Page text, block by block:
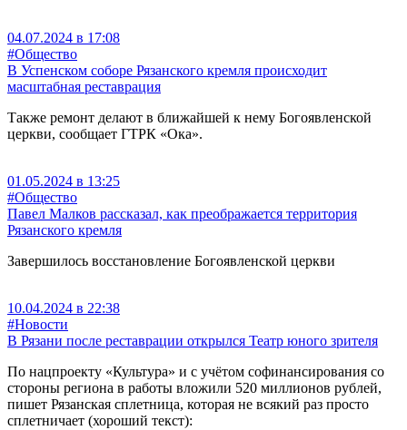
04.07.2024 в 17:08
#Общество
В Успенском соборе Рязанского кремля происходит
масштабная реставрация
Также ремонт делают в ближайшей к нему Богоявленской
церкви, сообщает ГТРК «Ока».
01.05.2024 в 13:25
#Общество
Павел Малков рассказал, как преображается территория
Рязанского кремля
Завершилось восстановление Богоявленской церкви
10.04.2024 в 22:38
#Новости
В Рязани после реставрации открылся Театр юного зрителя
По нацпроекту «Культура» и с учётом софинансирования со
стороны региона в работы вложили 520 миллионов рублей,
пишет Рязанская сплетница, которая не всякий раз просто
сплетничает (хороший текст):